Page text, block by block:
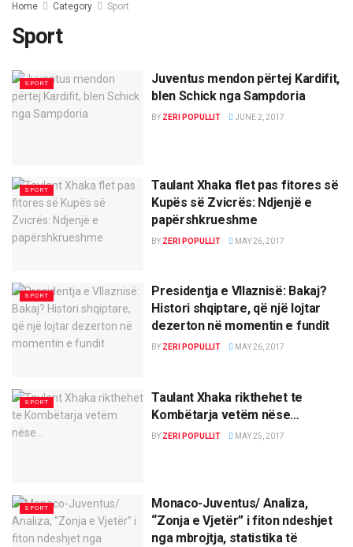
Home Category Sport
Sport
SPORT
Juventus mendon përtej Kardifit,
blen Schick nga Sampdoria
BY ZERI POPULLIT JUNE 2, 2017
SPORT
Taulant Xhaka flet pas fitores së
Kupës së Zvicrës: Ndjenjë e
papërshkrueshme
BY ZERI POPULLIT MAY 26, 2017
SPORT
Presidentja e Vllaznisë: Bakaj?
Histori shqiptare, që një lojtar
dezerton në momentin e fundit
BY ZERI POPULLIT MAY 26, 2017
SPORT
Taulant Xhaka rikthehet te
Kombëtarja vetëm nëse…
BY ZERI POPULLIT MAY 25, 2017
SPORT
Monaco-Juventus/ Analiza,
“Zonja e Vjetër” i fiton ndeshjet
nga mbrojtja, statistika të